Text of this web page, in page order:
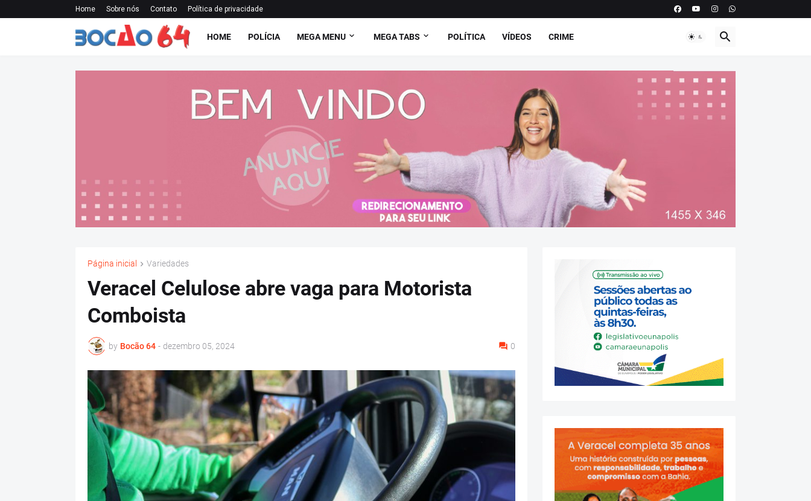
Home Sobre nós Contato Política de privacidade
HOME POLÍCIA MEGA MENU MEGA TABS POLÍTICA VÍDEOS CRIME
Página inicial Variedades
Veracel Celulose abre vaga para Motorista
Comboista
by Bocão 64 - dezembro 05, 2024 0